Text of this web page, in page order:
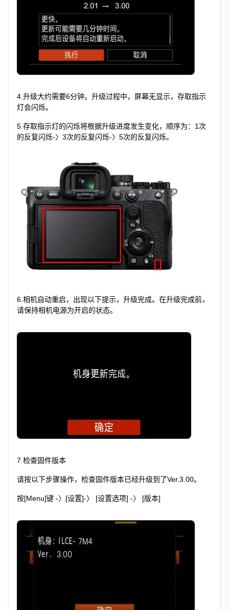
4.升级大约需要6分钟。升级过程中，屏幕无显示，存取指示
灯会闪烁。
5.存取指示灯的闪烁将根据升级进度发生变化，顺序为：1次
的反复闪烁-〉3次的反复闪烁-〉5次的反复闪烁。
6.相机自动重启，出现以下提示，升级完成。在升级完成前，
请保持相机电源为开启的状态。
7.检查固件版本
请按以下步骤操作，检查固件版本已经升级到了Ver.3.00。
按[Menu]键 -〉[设置]-〉 [设置选项] -〉 [版本]